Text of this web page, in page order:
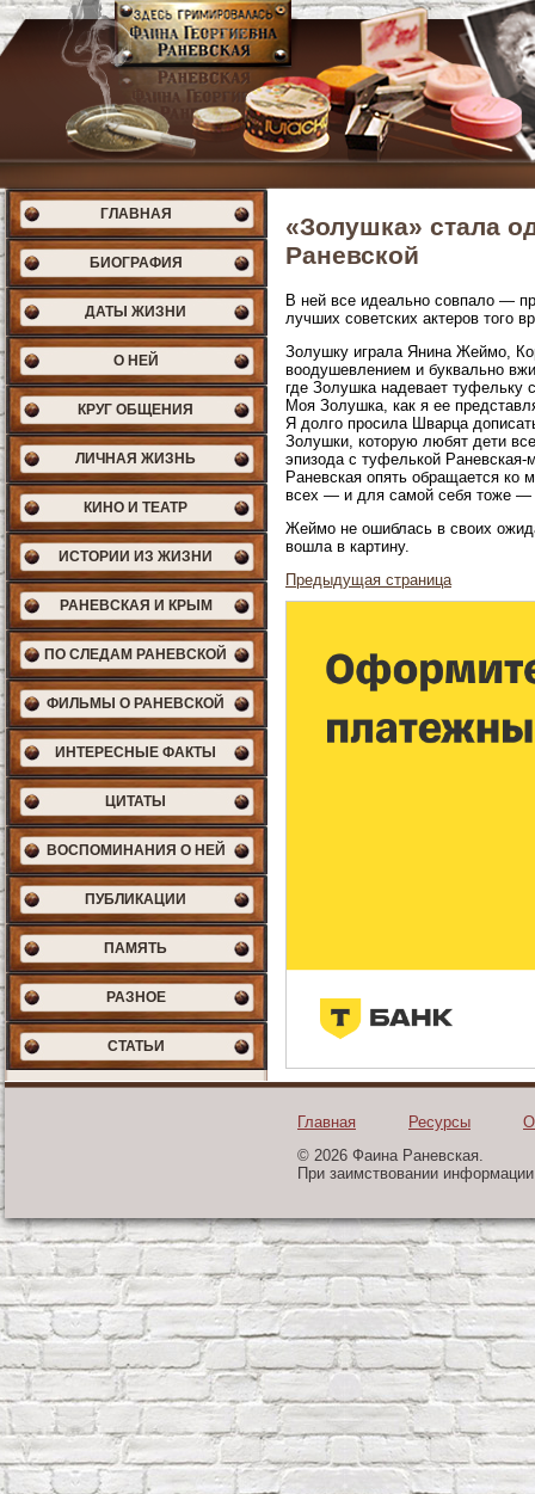
ГЛАВНАЯ
БИОГРАФИЯ
ДАТЫ ЖИЗНИ
О НЕЙ
КРУГ ОБЩЕНИЯ
ЛИЧНАЯ ЖИЗНЬ
КИНО И ТЕАТР
ИСТОРИИ ИЗ ЖИЗНИ
РАНЕВСКАЯ И КРЫМ
ПО СЛЕДАМ РАНЕВСКОЙ
ФИЛЬМЫ О РАНЕВСКОЙ
ИНТЕРЕСНЫЕ ФАКТЫ
ЦИТАТЫ
ВОСПОМИНАНИЯ О НЕЙ
ПУБЛИКАЦИИ
ПАМЯТЬ
РАЗНОЕ
СТАТЬИ
«Золушка» стала
Раневской
В ней все идеально совпало —
лучших советских актеров того
Золушку играла Янина Жеймо,
воодушевлением и буквально
где Золушка надевает туфельку
Моя Золушка, как я ее
Я долго просила Шварца
Золушки, которую любят дети
эпизода с туфелькой
Раневская опять обращается ко
всех — и для самой себя тоже —
Жеймо не ошиблась в своих
вошла в картину.
Предыдущая страница
Главная Ресурсы
© 2026 Фаина Раневская.
При заимствовании